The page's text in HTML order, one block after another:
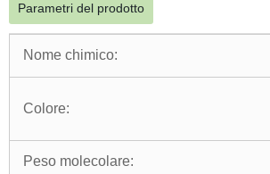
Parametri del prodotto
Nome chimico:
Colore:
Peso molecolare: